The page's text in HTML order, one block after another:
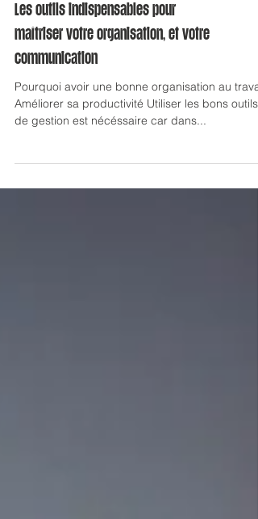
Web & Digital
Les outils indispensables pour
maîtriser votre organisation, et votre
communication
Pourquoi avoir une bonne organisation au